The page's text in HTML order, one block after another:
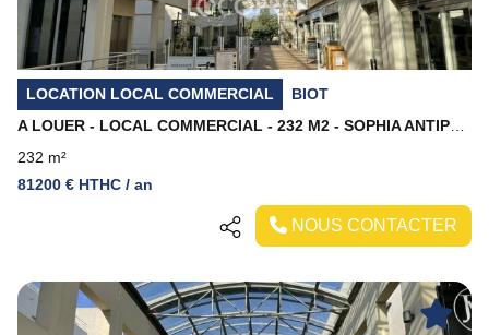
LOCATION LOCAL COMMERCIAL
BIOT
232 m²
81200 € HTHC / an
NOUS CONTACTER